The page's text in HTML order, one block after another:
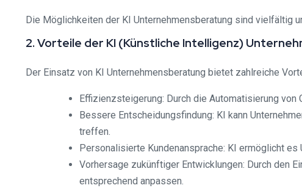
Die Möglichkeiten der KI Unternehmensberatung sind vielfältig
2. Vorteile der KI (Künstliche Intelligenz)
Der Einsatz von KI Unternehmensberatung bietet zahlreiche
Effizienzsteigerung: Durch die Automatisierung
Bessere Entscheidungsfindung: KI kann
treffen.
Personalisierte Kundenansprache: KI ermöglicht
Vorhersage zukünftiger Entwicklungen: Durch den
entsprechend anpassen.